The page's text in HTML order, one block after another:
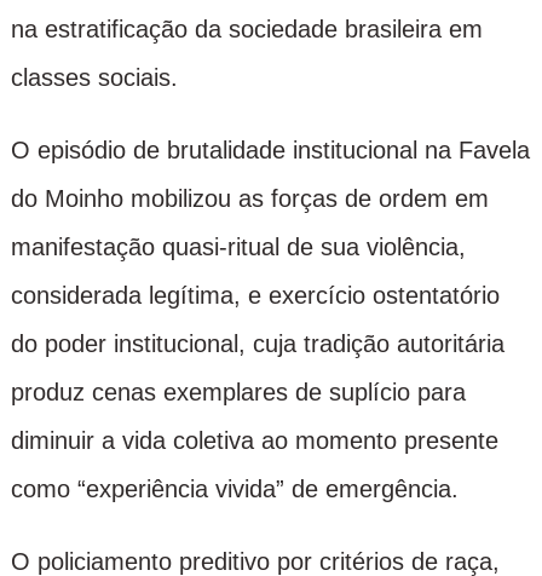
na estratificação da sociedade brasileira em
classes sociais.
O episódio de brutalidade institucional na Favela
do Moinho mobilizou as forças de ordem em
manifestação quasi-ritual de sua violência,
considerada legítima, e exercício ostentatório
do poder institucional, cuja tradição autoritária
produz cenas exemplares de suplício para
diminuir a vida coletiva ao momento presente
como “experiência vivida” de emergência.
O policiamento preditivo por critérios de raça,